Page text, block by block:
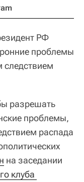
РФ
проблемы
следствием
разрешать
проблемы,
распада
на заседании
клуба